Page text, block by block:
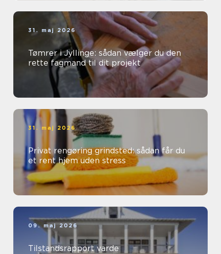
31. maj 2026
Tømrer i Jyllinge: sådan vælger du den
rette fagmand til dit projekt
31. maj 2026
Privat rengøring grindsted: sådan får du
et rent hjem uden stress
09. maj 2026
Tilstandsrapport varde